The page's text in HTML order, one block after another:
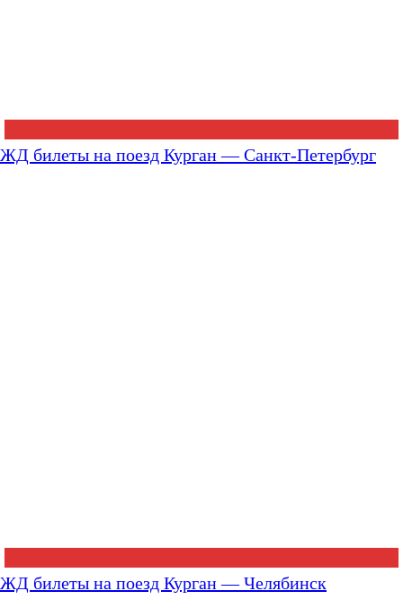
ЖД билеты на поезд Курган — Санкт-Петербург
ЖД билеты на поезд Курган — Челябинск